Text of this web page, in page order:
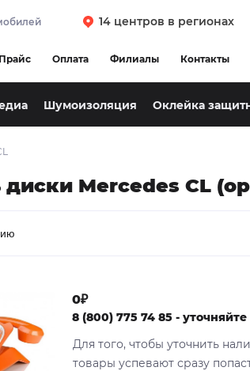
14 центров в регионах
Прайс Оплата Филиалы Контакты
Шумоизоляция Оклейка
диски Mercedes CL
0₽
8 (800) 775 74 85 -
Для того, чтобы уточнить
товары успевают сразу